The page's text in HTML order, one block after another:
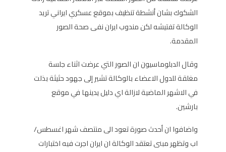
الشكوك بشان أنشطة تنظيف بموقع عسكري ايراني تريد
الوكالة تفتيشه لكن مندوب ايران نفى صحة الصور
المقدمة.
وقال الدبلوماسيون ان الصور التي عرضت اثناء جلسة
مغلقة للدول الاعضاء بالوكالة تشير إلى جهود حثيثة بذلت
في الاشهر الماضية لازالة اي دليل يدينها في موقع
بارشين.
واضافوا ان أحدث صورة تعود الى منتصف شهر اغسطس/
اب وتظهر مبنى تعتقد الوكالة ان ايران اجرت فيه اختبارات